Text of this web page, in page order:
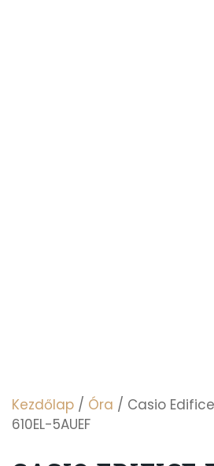
Kezdőlap / Óra / Casio
610EL-5AUEF